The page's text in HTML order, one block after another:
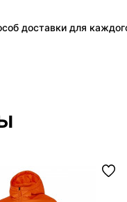
доставки для